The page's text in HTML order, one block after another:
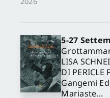
5-27
LISA
DI PERICLE
Gangemi
Mariaste...